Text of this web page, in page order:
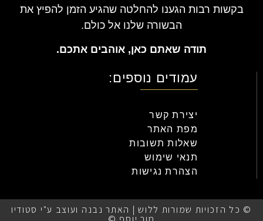
בקשות רבות הגענו להחלטה שהגיע הזמן להפיץ את
הבשורה שלנו אל כולם.
תודה שאתם כאן, אוהבים אתכם.
עמודים נוספים:
יצירת קשר
מפת האתר
שאלות תשובות
תנאי שימוש
הצהרת נגישות
© כל הזכויות שמורות ללוש | האתר נבנה ועוצב ע"י סטודיו